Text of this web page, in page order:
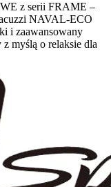
z serii FRAME –
NAVAL-ECO
i zaawansowany
myślą o relaksie dla